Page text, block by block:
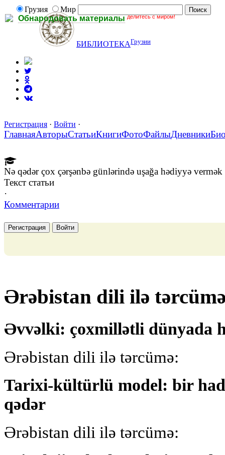
Обнародовать материалы делитесь с миром!
Грузия Мир
БИБЛИОТЕКАГрузии
Регистрация · Войти ·
ГлавнаяАвторыСтатьиКнигиФотоФайлыДневники
Nə qədər çox çərşənbə günlərində uşağa hədiyyə vermək
Текст статьи
·
Комментарии
Регистрация Войти
Ərəbistan dili ilə
Əvvəlki: çoxmillətli dünyada
Ərəbistan dili ilə tərcümə:
Tarixi-kültürlü model: bir
qədər
Ərəbistan dili ilə tərcümə: